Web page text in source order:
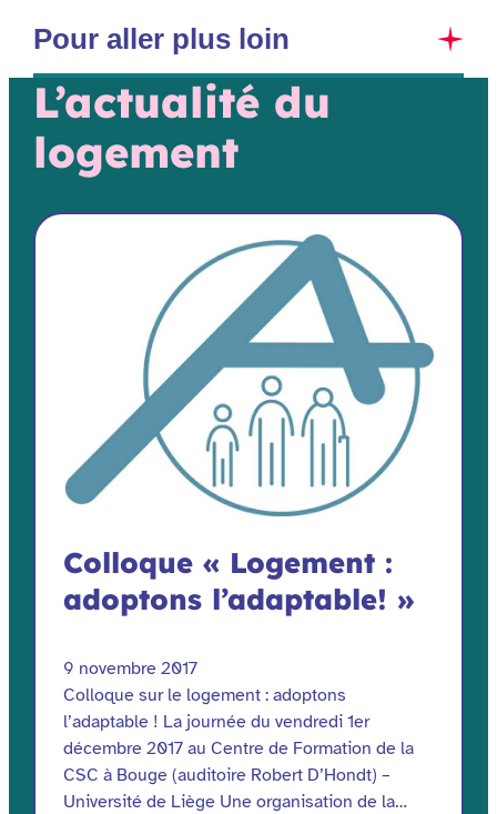
Pour aller plus loin
L’actualité du
logement
Colloque « Logement :
adoptons l’adaptable! »
9 novembre 2017
Colloque sur le logement : adoptons
l’adaptable ! La journée du vendredi 1er
décembre 2017 au Centre de Formation de la
CSC à Bouge (auditoire Robert D’Hondt) –
Université de Liège Une organisation de la…